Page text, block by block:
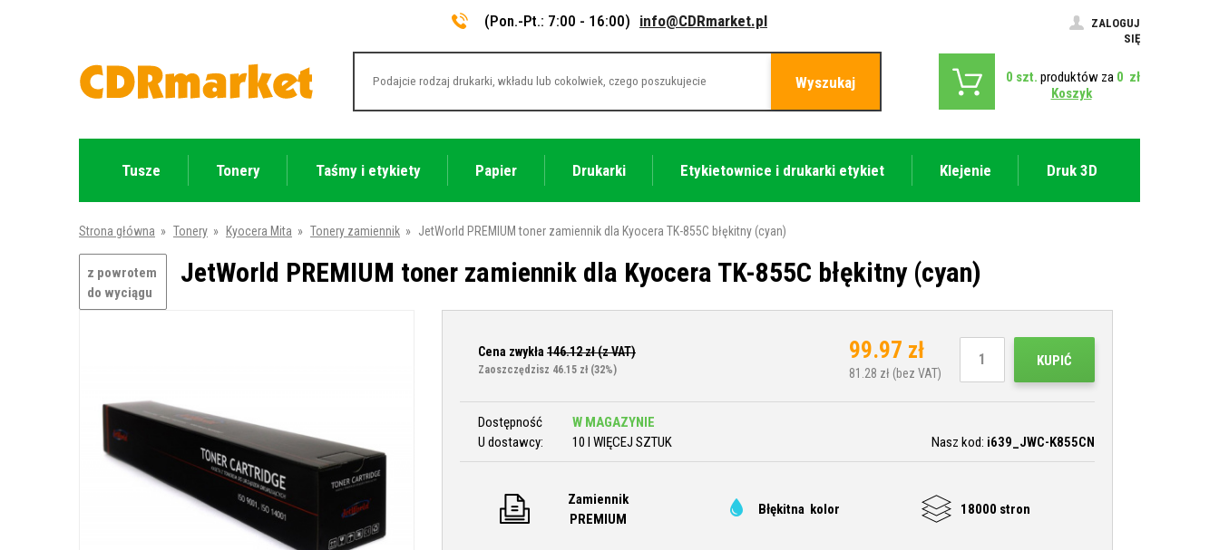
(Pon.-Pt.: 7:00 - 16:00) info@CDRmarket.pl
ZALOGUJ
SIĘ
Wyszukaj 0 szt. produktów za 0 zł
Koszyk
Tusze Tonery Taśmy i etykiety Papier Drukarki Etykietownice i drukarki etykiet Klejenie Druk 3D
Strona główna » Tonery » Kyocera Mita » Tonery zamiennik » JetWorld PREMIUM toner zamiennik dla Kyocera TK-855C błękitny (cyan)
z powrotem
do wyciągu
JetWorld PREMIUM toner zamiennik dla Kyocera TK-855C błękitny (cyan)
Cena zwykła 146.12zł (z VAT)
Zaoszczędzisz 46.15 zł (32%)
99.97 zł
81.28 zł (bez VAT)
KUPIĆ
Dostępność
W MAGAZYNIE
U dostawcy:
10 I WIĘCEJ SZTUK Nasz kod: i639_JWC-K855CN
Zamiennik
PREMIUM
Błękitna kolor 18000 stron